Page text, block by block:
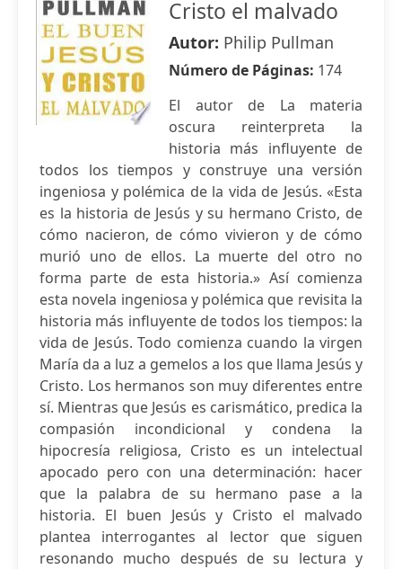
Cristo el malvado
Autor: Philip Pullman
Número de Páginas: 174
El autor de La materia
oscura reinterpreta la
historia más influyente de
todos los tiempos y construye una versión
ingeniosa y polémica de la vida de Jesús. «Esta
es la historia de Jesús y su hermano Cristo, de
cómo nacieron, de cómo vivieron y de cómo
murió uno de ellos. La muerte del otro no
forma parte de esta historia.» Así comienza
esta novela ingeniosa y polémica que revisita la
historia más influyente de todos los tiempos: la
vida de Jesús. Todo comienza cuando la virgen
María da a luz a gemelos a los que llama Jesús y
Cristo. Los hermanos son muy diferentes entre
sí. Mientras que Jesús es carismático, predica la
compasión incondicional y condena la
hipocresía religiosa, Cristo es un intelectual
apocado pero con una determinación: hacer
que la palabra de su hermano pase a la
historia. El buen Jesús y Cristo el malvado
plantea interrogantes al lector que siguen
resonando mucho después de su lectura y